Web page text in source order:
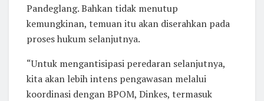
Pandeglang. Bahkan tidak menutup
kemungkinan, temuan itu akan diserahkan pada
proses hukum selanjutnya.
“Untuk mengantisipasi peredaran selanjutnya,
kita akan lebih intens pengawasan melalui
koordinasi dengan BPOM, Dinkes, termasuk